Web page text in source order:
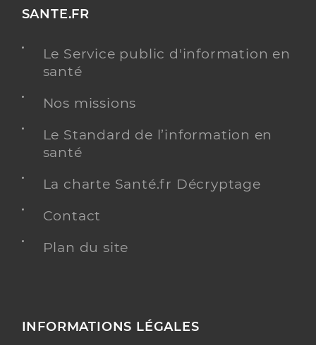
SANTE.FR
Le Service public d'information en
santé
Nos missions
Le Standard de l’information en
santé
La charte Santé.fr Décryptage
Contact
Plan du site
INFORMATIONS LÉGALES